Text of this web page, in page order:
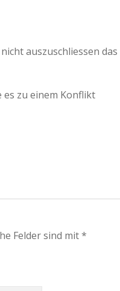
auszuschliessen das
es zu einem Konflikt
Felder sind mit*